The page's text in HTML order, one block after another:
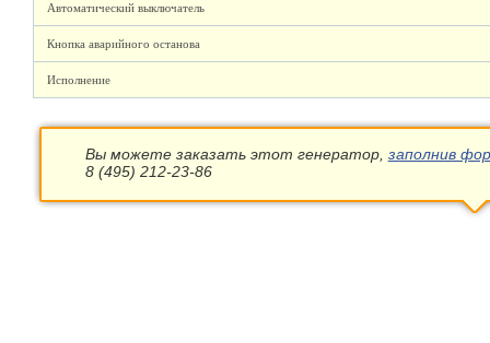
Автоматический выключатель
Кнопка аварийного останова
Исполнение
Вы можете заказать этот генератор, заполнив
8 (495) 212-23-86